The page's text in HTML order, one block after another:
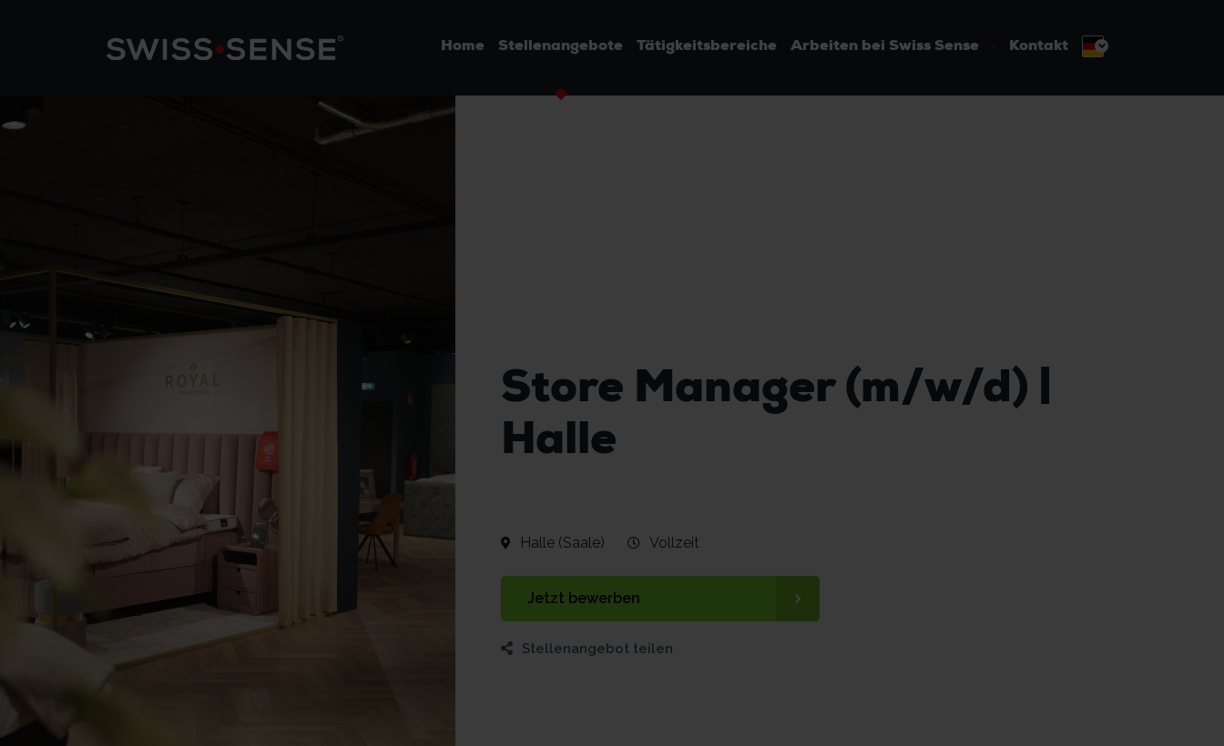
Home Stellenangebote Tätigkeitsbereiche Arbeiten bei Swiss Sense Kontakt
Store Manager (m/w/d) |
Halle
Halle (Saale) Vollzeit
Jetzt bewerben
Stellenangebot teilen